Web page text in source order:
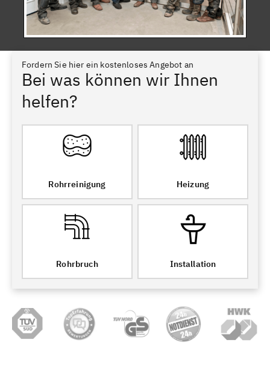
Fordern Sie hier ein kostenloses Angebot an
Bei was können wir Ihnen
helfen?
Rohrreinigung Heizung
Rohrbruch Installation